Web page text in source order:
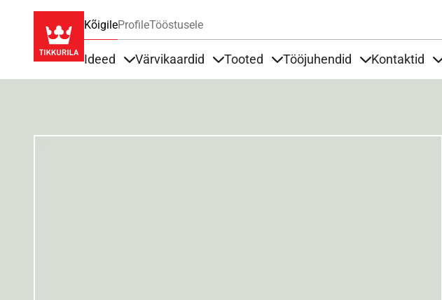
KõigileProfileTööstusele
Ideed Värvikaardid Tooted Tööjuhendid Kontaktid